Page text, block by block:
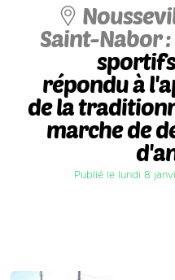
Saint-Nabor :
répondu à
de la
marche de
Publié le lundi 8